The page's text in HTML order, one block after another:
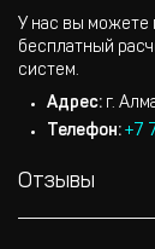
У нас вы можете
бесплатный
систем.
Адрес: г.
Телефон: +7
Отзывы